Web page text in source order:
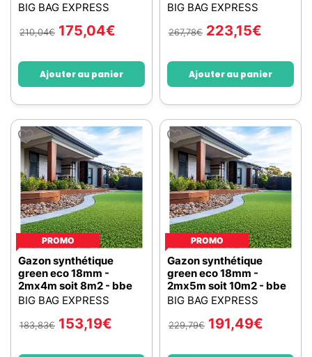
BIG BAG EXPRESS
210,04€ 175,04€
Ajouter au panier
BIG BAG EXPRESS
267,78€ 223,15€
Ajouter au panier
PROMO
Gazon synthétique
green eco 18mm -
2mx4m soit 8m2 - bbe
BIG BAG EXPRESS
183,83€ 153,19€
PROMO
Gazon synthétique
green eco 18mm -
2mx5m soit 10m2 - bbe
BIG BAG EXPRESS
229,79€ 191,49€